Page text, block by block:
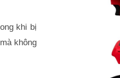
khi bị
không